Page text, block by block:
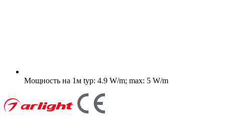
Мощность на 1м typ: 4.9 W/m; max: 5 W/m